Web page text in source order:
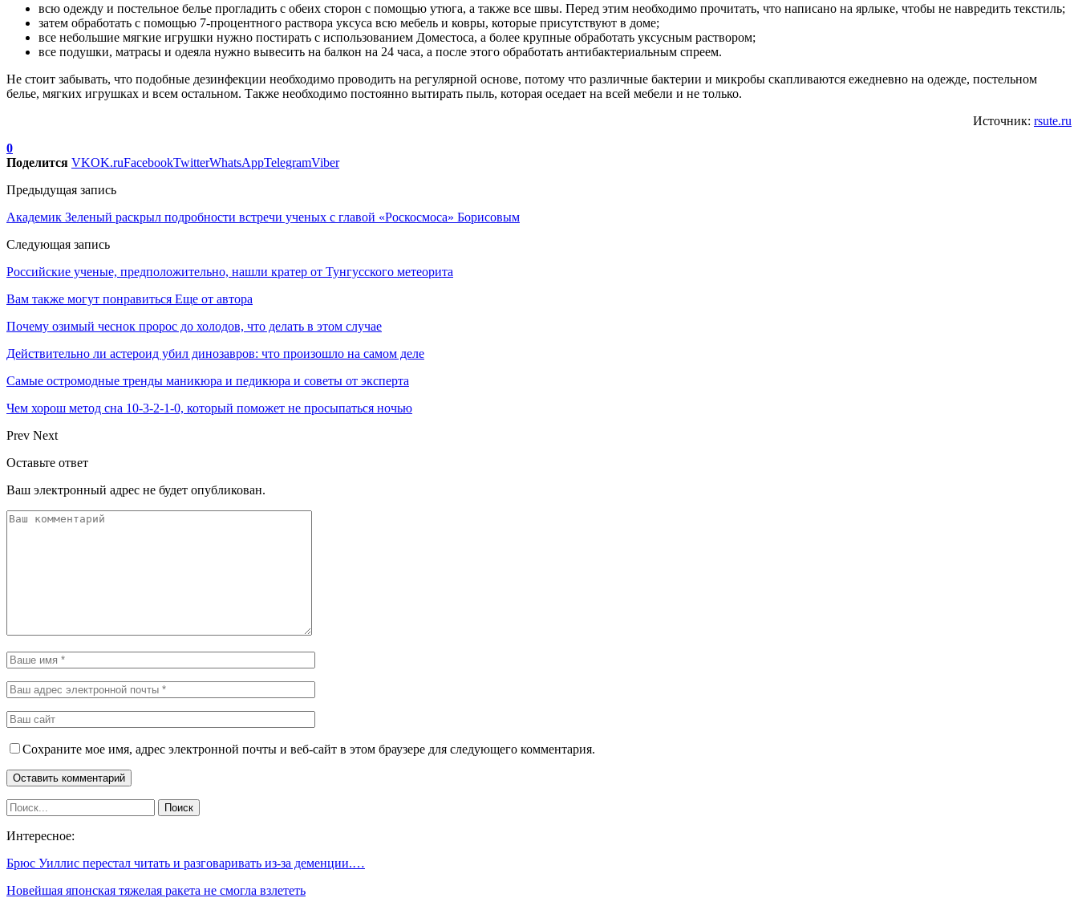
всю одежду и постельное белье прогладить с обеих сторон с помощью утюга, а также все швы. Перед этим необходимо прочитать, что написано на ярлыке, чтобы не навредить текстиль;
затем обработать с помощью 7-процентного раствора уксуса всю мебель и ковры, которые присутствуют в доме;
все небольшие мягкие игрушки нужно постирать с использованием Доместоса, а более крупные обработать уксусным раствором;
все подушки, матрасы и одеяла нужно вывесить на балкон на 24 часа, а после этого обработать антибактериальным спреем.
Не стоит забывать, что подобные дезинфекции необходимо проводить на регулярной основе, потому что различные бактерии и микробы скапливаются ежедневно на одежде, постельном
белье, мягких игрушках и всем остальном. Также необходимо постоянно вытирать пыль, которая оседает на всей мебели и не только.
Источник: rsute.ru
0
Поделится VKOK.ruFacebookTwitterWhatsAppTelegramViber
Предыдущая запись
Академик Зеленый раскрыл подробности встречи ученых с главой «Роскосмоса» Борисовым
Следующая запись
Российские ученые, предположительно, нашли кратер от Тунгусского метеорита
Вам также могут понравиться Еще от автора
Почему озимый чеснок пророс до холодов, что делать в этом случае
Действительно ли астероид убил динозавров: что произошло на самом деле
Самые остромодные тренды маникюра и педикюра и советы от эксперта
Чем хорош метод сна 10-3-2-1-0, который поможет не просыпаться ночью
Prev Next
Оставьте ответ
Ваш электронный адрес не будет опубликован.
Сохраните мое имя, адрес электронной почты и веб-сайт в этом браузере для следующего комментария.
Интересное:
Брюс Уиллис перестал читать и разговаривать из-за деменции.…
Новейшая японская тяжелая ракета не смогла взлететь